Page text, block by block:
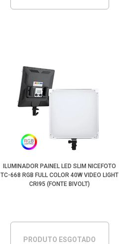
ILUMINADOR PAINEL LED SLIM NICEFOTO
TC-668 RGB FULL COLOR 40W VIDEO LIGHT
CRI95 (FONTE BIVOLT)
PRODUTO ESGOTADO